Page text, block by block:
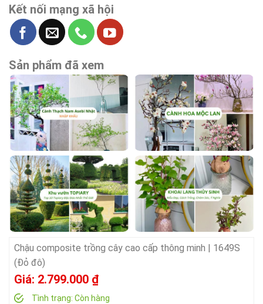
Kết nối mạng xã hội
Sản phẩm đã xem
Chậu composite trồng cây cao cấp thông minh | 1649S
(Đỏ đô)
Giá: 2.799.000 ₫
Tình trạng: Còn hàng